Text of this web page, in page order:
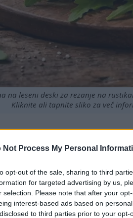
Not Process My Personal
opt-out of the sale, sharing to third
for targeted advertising by us,
selection. Please note that after your
interest-based ads based on
to third parties prior to your
na leseni deski za rezanje na
Kliknite ali tapnite sliko za več
A, C in K, ki podpirajo splošno
zdravje srca in ožilja.
počutja lahko okrepi vašo
ki se borijo proti
učinkovita in se dobro
uporab je rukola okusen